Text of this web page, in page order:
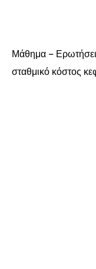
Μάθημα –
σταθμικό κόστος